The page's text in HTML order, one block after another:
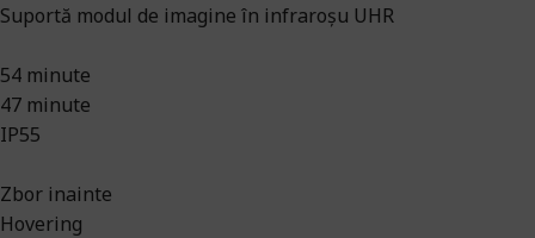
Suportă modul de imagine în infraroșu UHR
54 minute
47 minute
IP55
Zbor inainte
Hovering